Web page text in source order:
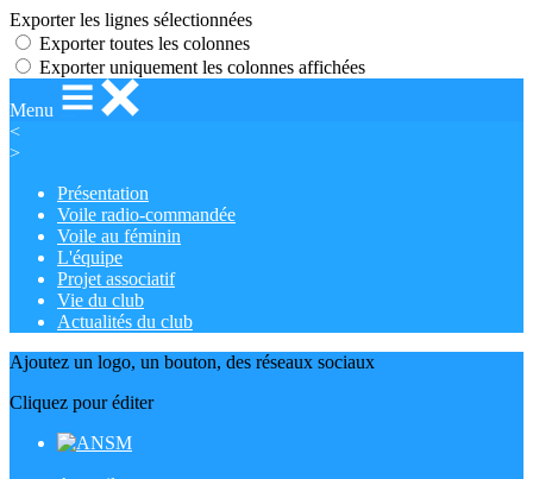
Exporter les lignes sélectionnées
Exporter toutes les colonnes
Exporter uniquement les colonnes affichées
Menu
<
>
Présentation
Voile radio-commandée
Voile au féminin
L'équipe
Projet associatif
Vie du club
Actualités du club
Ajoutez un logo, un bouton, des réseaux sociaux
Cliquez pour éditer